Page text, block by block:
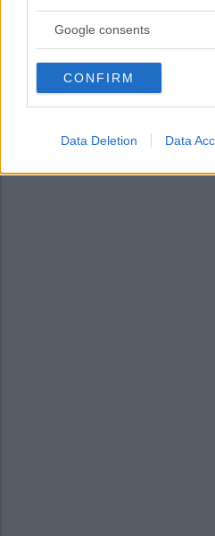
not limited to your visit or usage
use your data for below
consent section.
Google consents
CONFIRM
Data Deletion Data